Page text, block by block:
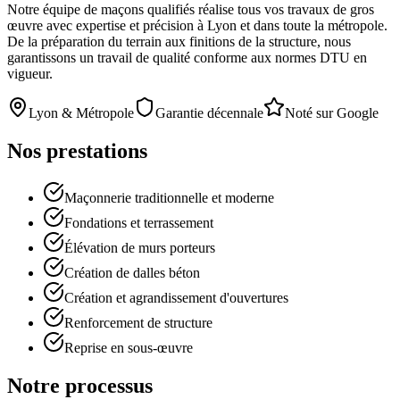
Notre équipe de maçons qualifiés réalise tous vos travaux de gros
œuvre avec expertise et précision à Lyon et dans toute la métropole.
De la préparation du terrain aux finitions de la structure, nous
garantissons un travail de qualité conforme aux normes DTU en
vigueur.
Lyon & Métropole Garantie décennale Noté sur Google
Nos prestations
Maçonnerie traditionnelle et moderne
Fondations et terrassement
Élévation de murs porteurs
Création de dalles béton
Création et agrandissement d'ouvertures
Renforcement de structure
Reprise en sous-œuvre
Notre processus